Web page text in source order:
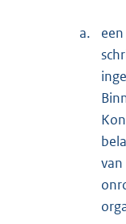
a.